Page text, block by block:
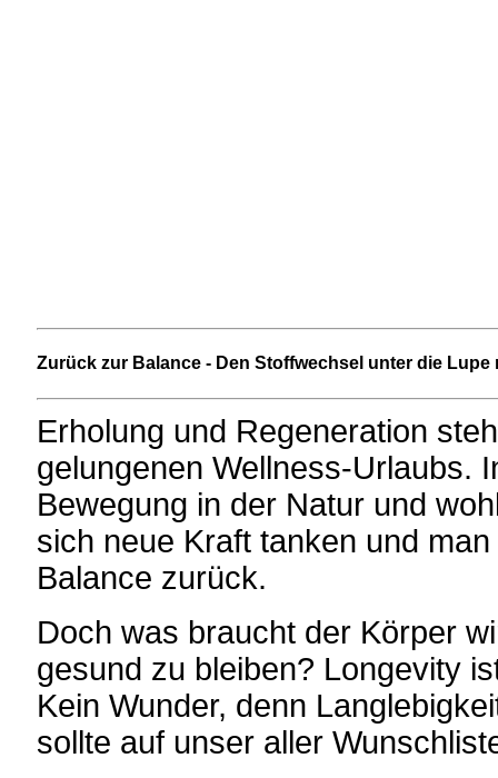
Zurück zur Balance - Den Stoffwechsel unter die
Erholung und Regeneration
gelungenen Wellness-Urlaubs.
Bewegung in der Natur und
sich neue Kraft tanken und
Balance zurück.
Doch was braucht der Körper
gesund zu bleiben? Longevity
Kein Wunder, denn
sollte auf unser aller